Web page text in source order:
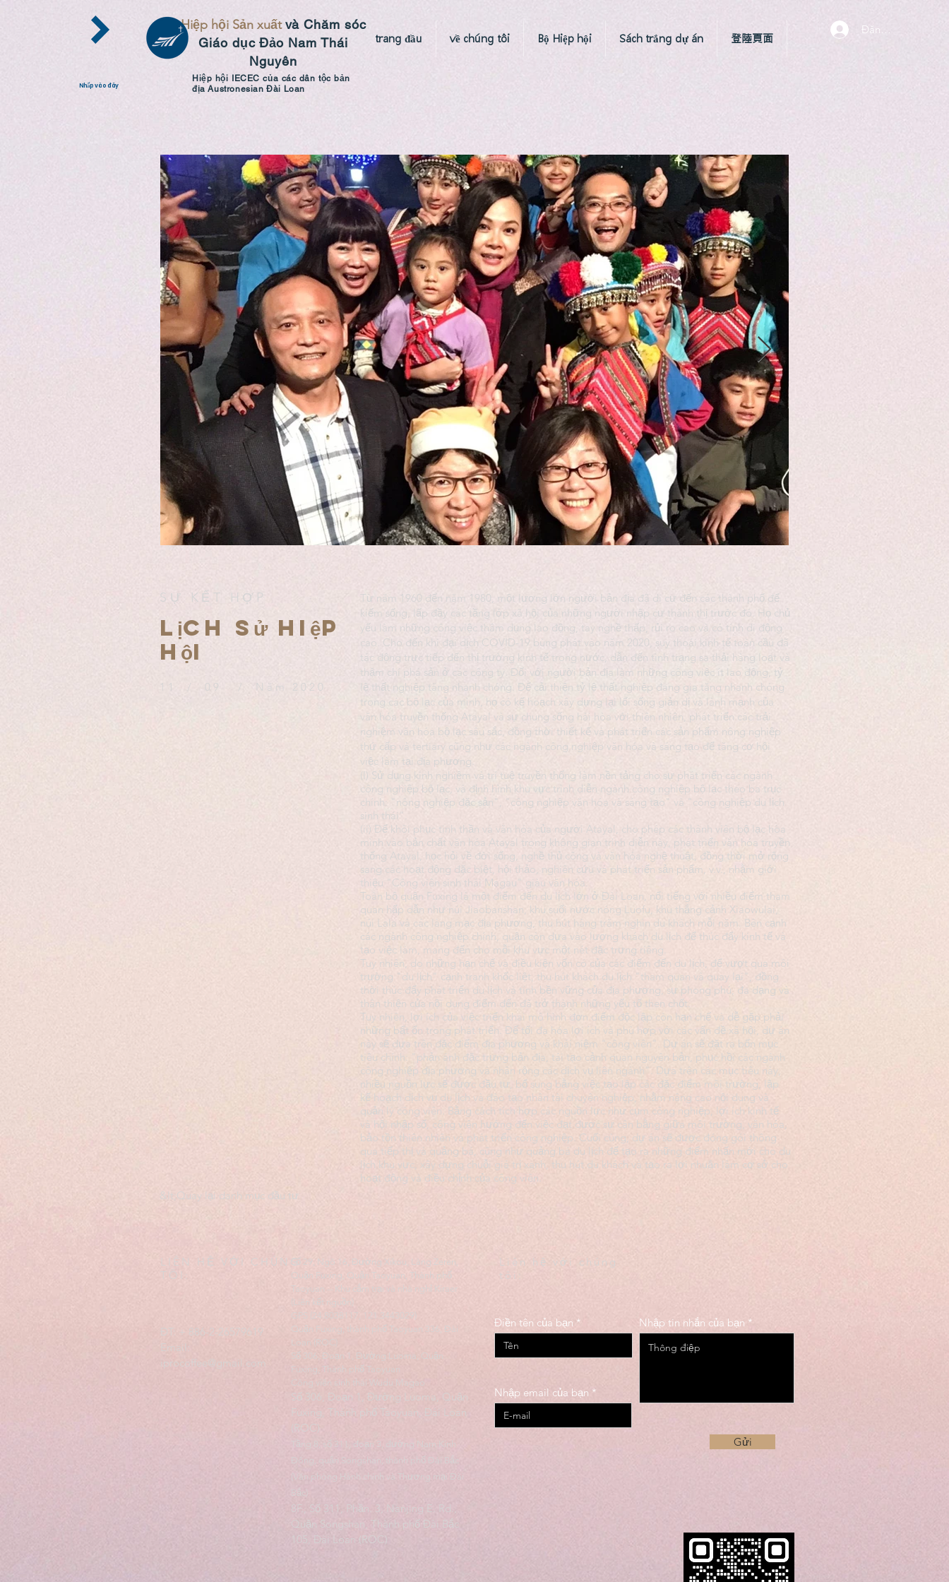
Nhấp vào đây
Hiệp hội Sản xuấtvà Chăm sóc
Giáo dục Đảo Nam Thái
Nguyên
Hiệp hội IECEC của các dân tộc bản
địa Austronesian Đài Loan
trang đầu về chúng tôi Bộ Hiệp hội Sách trắng dự án 登陸頁面
Đăng nhập
SỰ KẾT HỢP
Lịch sử hiệp
hội
11 / 09 / Năm 2020
Từ năm 1960 đến năm 1980, một lượng lớn người bản địa đã di cư đến các thành phố để
kiếm sống, lấp đầy các tầng lớp xã hội của những người nhập cư thành thị trước đó. Họ chủ
yếu làm những công việc thâm dụng lao động, tay nghề thấp, rủi ro cao và có tính di động
cao. Cho đến khi đại dịch COVID-19 bùng phát vào năm 2020, suy thoái kinh tế toàn cầu đã
tác động trực tiếp đến thị trường kinh tế trong nước, dẫn đến tình trạng sa thải hàng loạt và
thậm chí phá sản ở các công ty. Đối với người bản địa làm những công việc ít lao động, tỷ
lệ thất nghiệp tăng nhanh chóng. Để cải thiện tỷ lệ thất nghiệp đang gia tăng nhanh chóng
trong các bộ lạc của mình, họ có kế hoạch xây dựng lại lối sống giản dị và lành mạnh của
văn hóa truyền thống Atayal và sự chung sống hài hòa với thiên nhiên, phát triển các trải
nghiệm văn hóa bộ lạc sâu sắc, đồng thời thiết kế và phát triển các sản phẩm nông nghiệp
thứ cấp và tertiary cũng như các ngành công nghiệp văn hóa và sáng tạo để tăng cơ hội
việc làm tại địa phương.
(I) Sử dụng kinh nghiệm và trí tuệ truyền thống làm nền tảng cho sự phát triển các ngành
công nghiệp bộ lạc, và định hình khu vực trình diễn ngành công nghiệp bộ lạc theo ba trục
chính: "nông nghiệp đặc sản", "công nghiệp văn hóa và sáng tạo" và "công nghiệp du lịch
sinh thái".
(ii) Để khôi phục tinh thần và văn hóa của người Atayal, cho phép các thành viên bộ lạc hòa
mình vào bản chất văn hóa Atayal trong không gian trình diễn này, phát triển văn hóa truyền
thống Atayal, học hỏi về đời sống, nghề thủ công và văn hóa nghệ thuật, đồng thời mở rộng
sang các hoạt động đặc biệt, hội thảo, nghiên cứu và phát triển sản phẩm, v.v., nhằm giới
thiệu "Công viên sinh thái Magau" giàu văn hóa.
Toàn bộ quận Fuxing là một điểm đến du lịch lớn ở Đài Loan, nổi tiếng với nhiều điểm tham
quan hấp dẫn như núi Jiaobanshan, khu suối nước nóng Luofu, khu thắng cảnh Xiaowulai,
núi Lala và các làng mạc địa phương, thu hút hàng trăm nghìn du khách mỗi năm. Bên cạnh
các ngành công nghiệp chính, quận còn dựa vào lượng khách du lịch để thúc đẩy kinh tế và
tạo việc làm, mang đến cho mỗi khu vực một nét đặc trưng riêng.
Tuy nhiên, do những hạn chế và điều kiện vốn có của các điểm đến du lịch, để vượt qua môi
trường "du lịch" cạnh tranh khốc liệt, thu hút khách du lịch "tham quan và quay lại", đồng
thời thúc đẩy phát triển du lịch và tính bền vững của địa phương, sự phong phú, đa dạng và
thân thiện của nội dung điểm đến đã trở thành những yếu tố then chốt.
Tuy nhiên, lợi ích của việc triển khai mô hình đơn điểm độc lập còn hạn chế và dễ gặp phải
những bất ổn trong phát triển. Để tối đa hóa lợi ích và phù hợp với các vấn đề xã hội, dự án
này sẽ dựa trên đặc điểm địa phương và khái niệm "công viên". Dự án sẽ đặt ra bốn mục
tiêu chính: "phản ánh đặc trưng bản địa, tái tạo cảnh quan nguyên bản, phục hồi các ngành
công nghiệp địa phương và nhân rộng các dịch vụ liên ngành". Dựa trên các mục tiêu này,
nhiều nguồn lực sẽ được đầu tư, bổ sung bằng việc tạo lập các đặc điểm môi trường, lập
kế hoạch dịch vụ du lịch và đào tạo nhân tài chuyên nghiệp, nhằm nâng cao nội dung và
quản lý công viên. Bằng cách tích hợp các nguồn lực như cụm công nghiệp, lợi ích kinh tế
và hội nhập số, công viên hướng đến việc đạt được sự cân bằng giữa môi trường, văn hóa,
bảo tồn thiên nhiên và phát triển công nghiệp. Cuối cùng, dự án sẽ được đóng gói thông
qua tiếp thị và quảng bá, cũng như quảng bá du lịch để tạo ra những điểm nhấn mới cho du
lịch khu vực, xây dựng chuỗi giá trị xanh, thu hút du khách và tạo ra lợi nhuận làm cơ sở cho
hoạt động và điều chỉnh của công viên.
&lt;Quay lại danh mục đầu tư
LIÊN HỆ VỚI CHÚNG
TÔI:
iprocoffee@gmail.com
Số 29, Ngõ 16, Đường Xikou, Làng Zeren,
Quận Fuxing, Quận Taoyuan, Thành phố
Taoyuan -- Khu cắm trại và nhà nghỉ Kiraer
(Liên kết nguồn)
GPS (24.8038117, 121.3443029)
Quận Fuxing, thành phố Taoyuan 336, Đài
Fuxing, Thành phố Taoyuan, Đài Loan
Tầng 8, số 311, đoạn 3, đường Nam Kinh
Đông, quận Songshan, thành phố Đài Bắc
(Văn phòng Hành chính và Thương mại Đài
8F., Số 311, Phần. 3, Nanjing E. Rd.,
Quận Songshan, Thành phố Đài Bắc
105, Đài Loan (ROC)
Liên hệ với chúng
tôi:
Điền tên của bạn
Nhập email của bạn
Nhập tin nhắn của bạn
Gửi